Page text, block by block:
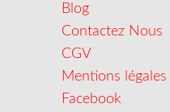
Blog
Contactez Nous
CGV
Mentions légales
Facebook